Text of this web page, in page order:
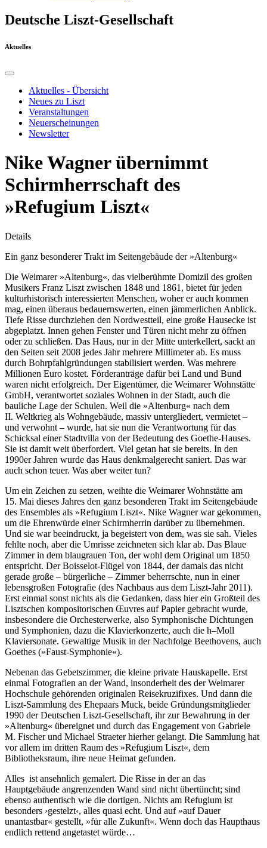
Deutsche Liszt-Gesellschaft
Aktuelles
Aktuelles - Übersicht
Neues zu Liszt
Veranstaltungen
Neuerscheinungen
Newsletter
Nike Wagner übernimmt
Schirmherrschaft des
»Refugium Liszt«
Details
Ein ganz besonderer Trakt im Seitengebäude der »Altenburg«
Die Weimarer »Altenburg«, das vielberühmte Domizil des großen
Musikers Franz Liszt zwischen 1848 und 1861, bietet für jeden
kulturhistorisch interessierten Menschen, woher er auch kommen
mag, einen überaus bedauernswerten, einen jämmerlichen Anblick.
Tiefe Risse durchziehen den Nordwestteil, eine große Hausecke ist
abgeplatzt. Innen gehen Fenster und Türen nicht mehr zu öffnen
oder zu schließen. Das Haus, nur in der Mitte unterkellert, sackt an
den Seiten seit 2008 jedes Jahr mehrere Millimeter ab. Es muss
durch Bohrpfahlgründungen stabilisiert werden. Was mehrere
Millionen Euro kostet. Förderanträge dafür bei Land und Bund
waren nicht erfolgreich. Der Eigentümer, die Weimarer Wohnstätte
GmbH, verantwortet soziales Wohnen in der Stadt, auch die
bauliche Lage der Schulen. Weil die »Altenburg« nach dem
II. Weltkrieg als Wohngebäude, massiv untergliedert, vermietet –
und verwohnt – wurde, hat sie nun die Verantwortung für das
Schicksal einer Stadtvilla von der Bedeutung des Goethe-Hauses.
Sie ist damit weit überfordert. Viel getan hat sie bereits. In den
1990er Jahren wurde das Haus denkmalgerecht saniert. Das war
auch schon teuer. Was aber weiter tun?
Um ein Zeichen zu setzen, weihte die Weimarer Wohnstätte am
15. Mai dieses Jahres den ganz besonderen Trakt im Seitengebäude
des Ensembles als »Refugium Liszt«. Nike Wagner war gekommen,
um die Ehrenwürde einer Schirmherrin darüber zu übernehmen.
Und sie war beeindruckt, ja begeistert von dem, was sie sah. Vieles
fehlte noch, aber die Umrisse zeichneten sich klar ab. Das Blaue
Zimmer in dem blaugrauen Ton, der wohl dem Original um 1850
entspricht. Der Boisselot-Flügel von 1844, der damals das nicht
gerade große – bürgerliche – Zimmer beherrschte, nun in einer
lebensgroßen Fotografie (des Nachbaus aus dem Liszt-Jahr 2011).
Erst einmal sonst nichts als die Gedanken, dass hier ein Großteil des
Lisztschen kompositorischen Œuvres auf Papier gebracht wurde,
insbesondere die Orchesterwerke, also Symphonische Dichtungen
und Symphonien, dazu die Klavierkonzerte, auch die h–Moll
Klaviersonate. Gewaltige Musik in der Nachfolge Beethovens, auch
Goethes (»Faust-Symphonie«).
Nebenan das Gebetszimmer, die kleine private Hauskapelle. Erst
einmal Fotografien an der Wand, insonderheit des der Weimarer
Hochschule gehörenden originalen Reisekruzifixes. Und dann die
Liszt-Sammlung des Ehepaars Muck, beide Gründungsmitglieder
1990 der Deutschen Liszt-Gesellschaft, ihr zur Bewahrung in der
»Altenburg« übereignet und durch das Engagement von Gabriele
M. Fischer und Michael Straeter hierher gelangt. Die Sammlung hat
vor allem im dritten Raum des »Refugium Liszt«, dem
Bibliotheksraum, ihre neue Heimat gefunden.
Alles ist ansehnlich gemalert. Die Risse in der an das
Hauptgebäude angrenzenden Wand sind nicht übertüncht; sind
ebenso authentisch wie die dortigen. Nichts am Refugium ist
besonders ›gestelzt‹, alles quasi echt. Und auf »auf Dauer
unantastbar« gestellt, »für alle Zukunft«. Wenn doch das Haupthaus
endlich rettend angetastet würde…